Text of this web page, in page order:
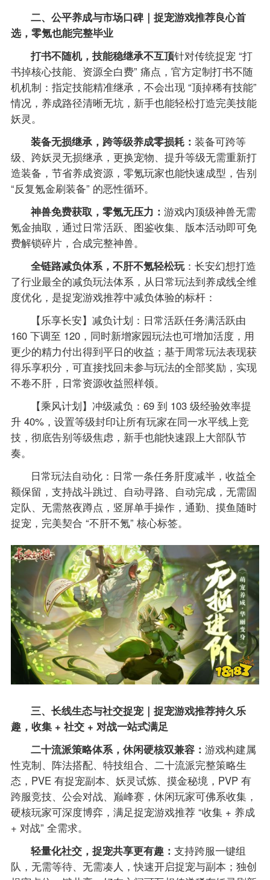
二、公平养成与市场口碑｜捉宠游戏推荐良心首
选，零氪也能完整毕业
打书不随机，技能稳继承不互顶针对传统捉宠 “打
书掉核心技能、资源全白费” 痛点，官方定制打书不随
机机制：指定技能精准继承，不会出现 “顶掉稀有技能”
情况，养成路径清晰无坑，新手也能轻松打造完美技能
妖灵。
装备无损继承，跨等级养成零损耗：装备可跨等
级、跨妖灵无损继承，更换宠物、提升等级无需重新打
造装备，节省养成资源，零氪玩家也能快速成型，告别
“反复氪金刷装备” 的恶性循环。
神兽免费获取，零氪无压力：游戏内顶级神兽无需
氪金抽取，通过日常活跃、图鉴收集、版本活动即可免
费解锁碎片，合成完整神兽。
全链路减负体系，不肝不氪轻松玩：长安幻想打造
了行业最全的减负玩法体系，从日常玩法到养成线全维
度优化，是捉宠游戏推荐中减负体验的标杆：
【乐享长安】减负计划：日常活跃任务满活跃由
160 下调至 120，同时新增家园玩法也可增加活度，用
更少的精力付出得到平日的收益；基于周常玩法表现获
得乐享积分，可直接找回未参与玩法的全部奖励，实现
不卷不肝，日常资源收益照样领。
【乘风计划】冲级减负：69 到 103 级经验效率提
升 40%，设置等级封印让所有玩家在同一水平线上竞
技，彻底告别等级焦虑，新手也能快速跟上大部队节
奏。
日常玩法自动化：日常一条任务肝度减半，收益全
额保留，支持战斗跳过、自动寻路、自动完成，无需固
定队、无需熬夜蹲点，竖屏单手操作，通勤、摸鱼随时
捉宠，完美契合 “不肝不氪” 核心标签。
三、长线生态与社交捉宠｜捉宠游戏推荐持久乐
趣，收集 + 社交 + 对战一站式满足
二十流派策略体系，休闲硬核双兼容：游戏构建属
性克制、阵法搭配、特技组合、二十流派完整策略生
态，PVE 有捉宠副本、妖灵试炼、摸金秘境，PVP 有
跨服竞技、公会对战、巅峰赛，休闲玩家可佛系收集，
硬核玩家可深度博弈，满足捉宠游戏推荐 “收集 + 养成
+ 对战” 全需求。
轻量化社交，捉宠共享更有趣：支持跨服一键组
队，无需等待、无需凑人，快速开启捉宠与副本；独创